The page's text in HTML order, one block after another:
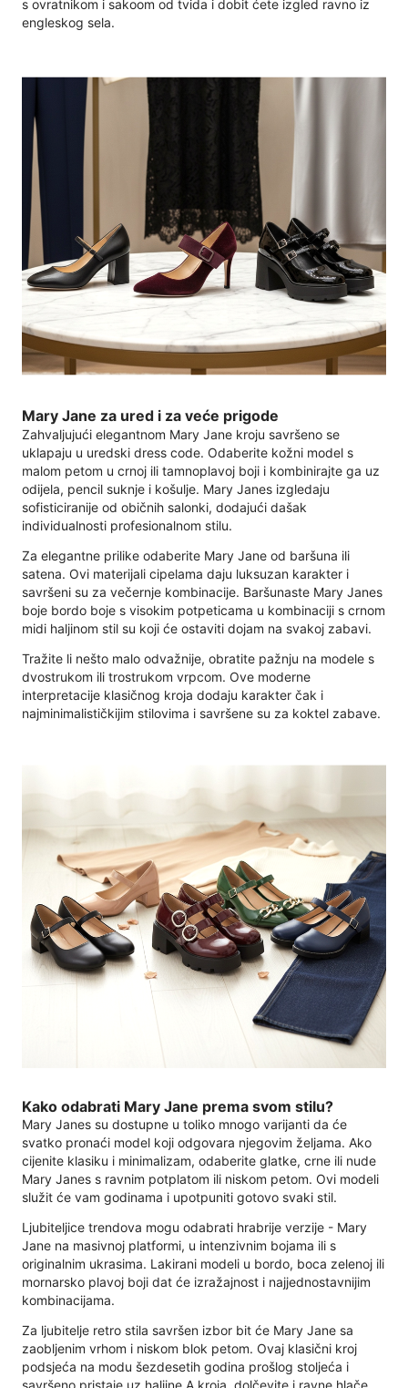
s ovratnikom i sakoom od tvida i dobit ćete izgled ravno iz
engleskog sela.
Mary Jane za ured i za veće prigode
Zahvaljujući elegantnom Mary Jane kroju savršeno se
uklapaju u uredski dress code. Odaberite kožni model s
malom petom u crnoj ili tamnoplavoj boji i kombinirajte ga uz
odijela, pencil suknje i košulje. Mary Janes izgledaju
sofisticiranije od običnih salonki, dodajući dašak
individualnosti profesionalnom stilu.
Za elegantne prilike odaberite Mary Jane od baršuna ili
satena. Ovi materijali cipelama daju luksuzan karakter i
savršeni su za večernje kombinacije. Baršunaste Mary Janes
boje bordo boje s visokim potpeticama u kombinaciji s crnom
midi haljinom stil su koji će ostaviti dojam na svakoj zabavi.
Tražite li nešto malo odvažnije, obratite pažnju na modele s
dvostrukom ili trostrukom vrpcom. Ove moderne
interpretacije klasičnog kroja dodaju karakter čak i
najminimalističkijim stilovima i savršene su za koktel zabave.
Kako odabrati Mary Jane prema svom stilu?
Mary Janes su dostupne u toliko mnogo varijanti da će
svatko pronaći model koji odgovara njegovim željama. Ako
cijenite klasiku i minimalizam, odaberite glatke, crne ili nude
Mary Janes s ravnim potplatom ili niskom petom. Ovi modeli
služit će vam godinama i upotpuniti gotovo svaki stil.
Ljubiteljice trendova mogu odabrati hrabrije verzije - Mary
Jane na masivnoj platformi, u intenzivnim bojama ili s
originalnim ukrasima. Lakirani modeli u bordo, boca zelenoj ili
mornarsko plavoj boji dat će izražajnost i najjednostavnijim
kombinacijama.
Za ljubitelje retro stila savršen izbor bit će Mary Jane sa
zaobljenim vrhom i niskom blok petom. Ovaj klasični kroj
podsjeća na modu šezdesetih godina prošlog stoljeća i